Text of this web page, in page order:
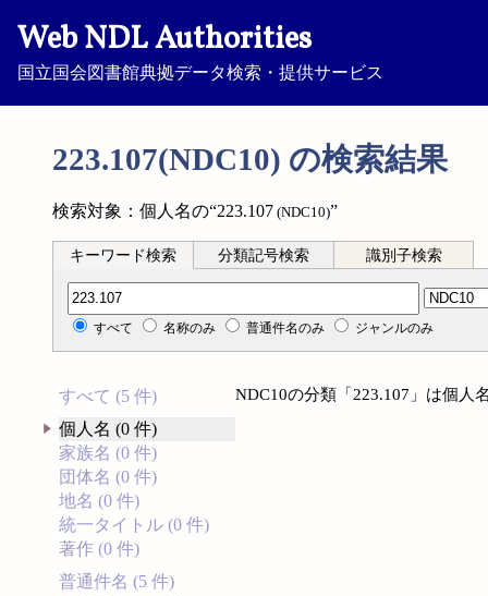
Web NDL Authorities
国立国会図書館典拠データ検索・提供サービス
223.107(NDC10) の検索結果
検索対象：個人名の“223.107 (NDC10)”
キーワード検索 分類記号検索 識別子検索
分類記号検索
すべて 名称のみ 普通件名のみ ジャンルのみ
すべて (5 件)
個人名 (0 件)
家族名 (0 件)
団体名 (0 件)
地名 (0 件)
統一タイトル (0 件)
著作 (0 件)
普通件名 (5 件)
NDC10の分類「223.107」は個人